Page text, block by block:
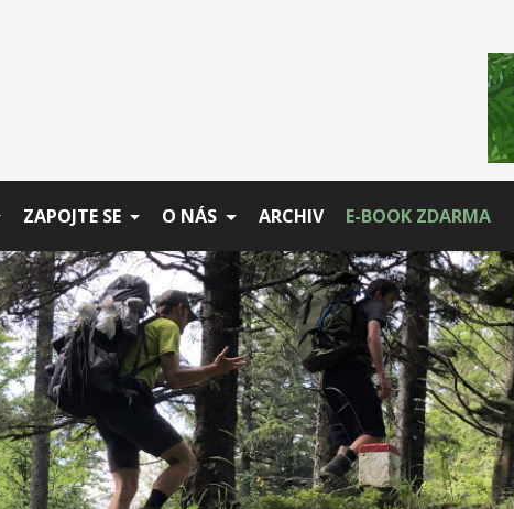
ZAPOJTE SE O NÁS ARCHIV E-BOOK ZDARMA